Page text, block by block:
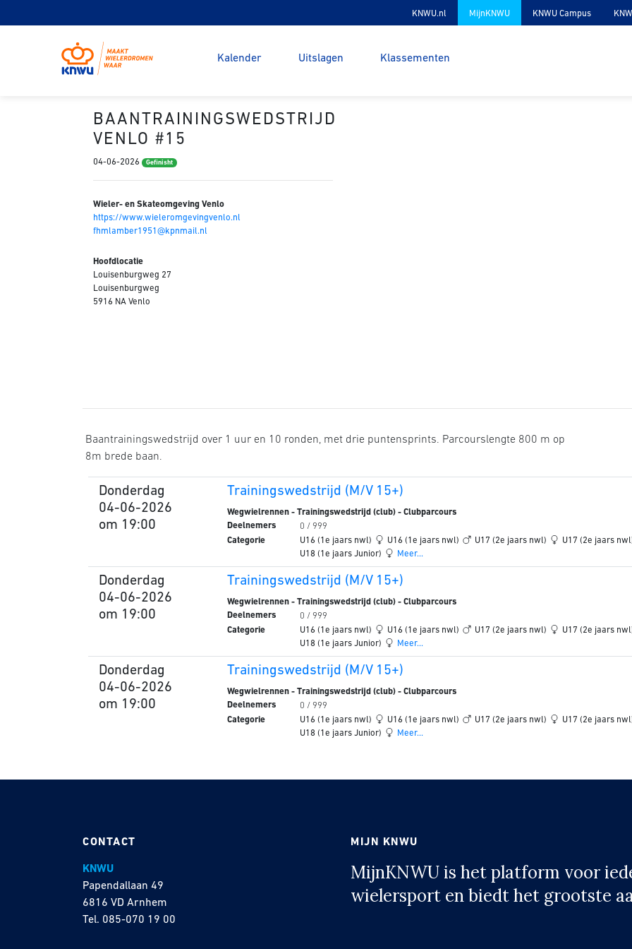
KNWU Campus
MijnKNWU
KNWU.nl
Kalender Uitslagen Klassementen
BAANTRAININGSWEDSTRIJD
VENLO #15
04-06-2026 Gefinisht
Wieler- en Skateomgeving Venlo
https://www.wieleromgevingvenlo.nl
fhmlamber1951@kpnmail.nl
Hoofdlocatie
Louisenburgweg 27
Louisenburgweg
5916 NA Venlo
Baantrainingswedstrijd over 1 uur en 10 ronden, met drie puntensprints. Parcourslengte 800 m op
8m brede baan.
Donderdag
04-06-2026
om 19:00
Trainingswedstrijd (M/V 15+)
Wegwielrennen - Trainingswedstrijd (club) - Clubparcours
Deelnemers
0 / 999
Categorie
U16 (1e jaars nwl) U16 (1e jaars nwl) U17 (2e jaars nwl)
U17 (2e jaars
U18 (1e jaars Junior)
Meer...
Donderdag
04-06-2026
om 19:00
Trainingswedstrijd (M/V 15+)
Wegwielrennen - Trainingswedstrijd (club) - Clubparcours
Deelnemers
0 / 999
Categorie
U16 (1e jaars nwl) U16 (1e jaars nwl) U17 (2e jaars nwl)
U17 (2e jaars
U18 (1e jaars Junior)
Meer...
Donderdag
04-06-2026
om 19:00
Trainingswedstrijd (M/V 15+)
Wegwielrennen - Trainingswedstrijd (club) - Clubparcours
Deelnemers
0 / 999
Categorie
U16 (1e jaars nwl) U16 (1e jaars nwl) U17 (2e jaars nwl)
U17 (2e jaars
U18 (1e jaars Junior)
Meer...
CONTACT
KNWU
Papendallaan 49
6816 VD Arnhem
Tel. 085-070 19 00
MIJN KNWU
MijnKNWU is het platform voor
wielersport en biedt het grootste